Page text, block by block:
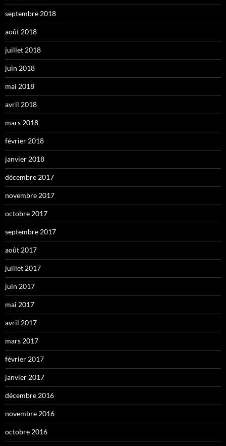
septembre 2018
août 2018
juillet 2018
juin 2018
mai 2018
avril 2018
mars 2018
février 2018
janvier 2018
décembre 2017
novembre 2017
octobre 2017
septembre 2017
août 2017
juillet 2017
juin 2017
mai 2017
avril 2017
mars 2017
février 2017
janvier 2017
décembre 2016
novembre 2016
octobre 2016